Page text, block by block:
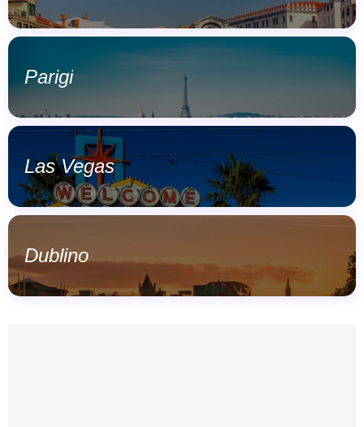
Parigi
Las Vegas
Dublino